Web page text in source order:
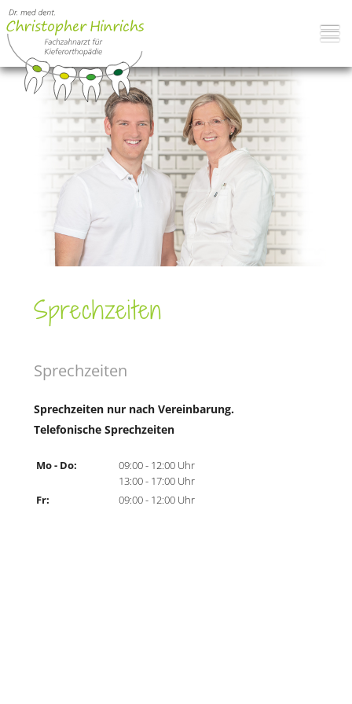
Südring 19 • 27404 Zeven
Tel. 04281/959999
Sprechzeiten
Sprechzeiten
Sprechzeiten nur nach Vereinbarung.
Telefonische Sprechzeiten
Mo - Do:
09:00 - 12:00 Uhr
13:00 - 17:00 Uhr
Fr:
09:00 - 12:00 Uhr